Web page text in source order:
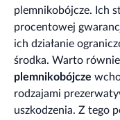
plemnikobójcze. Ich
procentowej
ich działanie
środka. Warto
plemnikobójcze
rodzajami
uszkodzenia. Z tego